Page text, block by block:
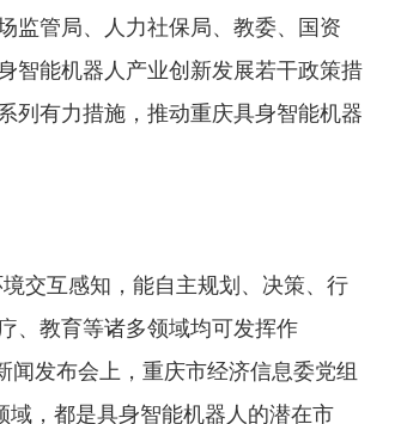
监管局、人力社保局、教委、国资
智能机器人产业创新发展若干政策措
列有力措施，推动重庆具身智能机器
交互感知，能自主规划、决策、行
、教育等诸多领域均可发挥作
发布会上，重庆市经济信息委党组
域，都是具身智能机器人的潜在市